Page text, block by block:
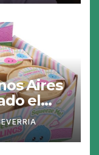
Aires
el
un